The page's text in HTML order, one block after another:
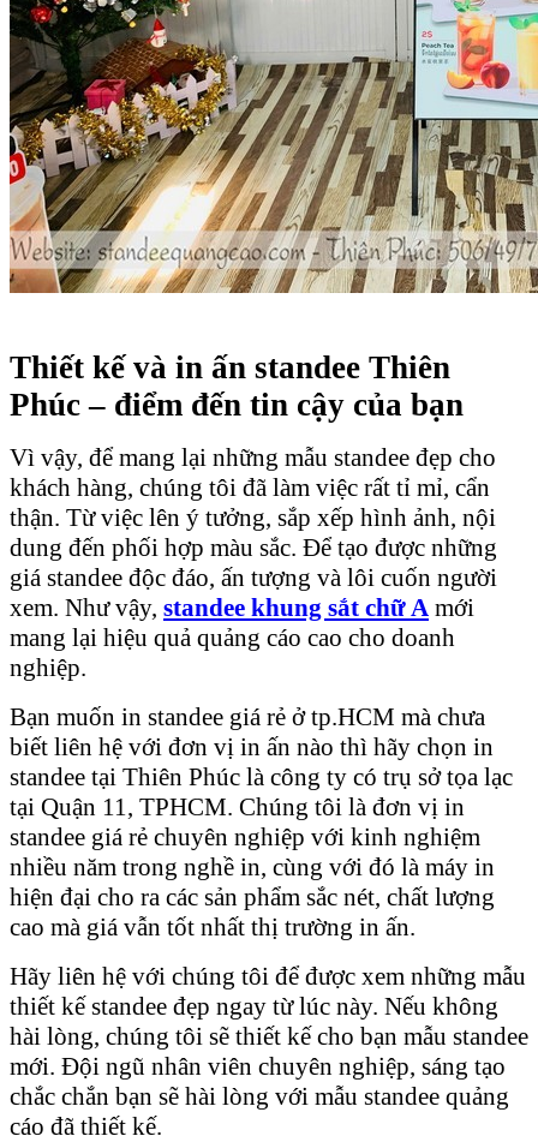
Thiết kế và in ấn standee Thiên
Phúc – điểm đến tin cậy của bạn
Vì vậy, để mang lại những mẫu standee đẹp cho
khách hàng, chúng tôi đã làm việc rất tỉ mỉ, cẩn
thận. Từ việc lên ý tưởng, sắp xếp hình ảnh, nội
dung đến phối hợp màu sắc. Để tạo được những
giá standee độc đáo, ấn tượng và lôi cuốn người
xem. Như vậy, standee khung sắt chữ A mới
mang lại hiệu quả quảng cáo cao cho doanh
nghiệp.
Bạn muốn in standee giá rẻ ở tp.HCM mà chưa
biết liên hệ với đơn vị in ấn nào thì hãy chọn in
standee tại Thiên Phúc là công ty có trụ sở tọa lạc
tại Quận 11, TPHCM. Chúng tôi là đơn vị in
standee giá rẻ chuyên nghiệp với kinh nghiệm
nhiều năm trong nghề in, cùng với đó là máy in
hiện đại cho ra các sản phẩm sắc nét, chất lượng
cao mà giá vẫn tốt nhất thị trường in ấn.
Hãy liên hệ với chúng tôi để được xem những mẫu
thiết kế standee đẹp ngay từ lúc này. Nếu không
hài lòng, chúng tôi sẽ thiết kế cho bạn mẫu standee
mới. Đội ngũ nhân viên chuyên nghiệp, sáng tạo
chắc chắn bạn sẽ hài lòng với mẫu standee quảng
cáo đã thiết kế.